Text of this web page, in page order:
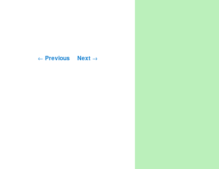
Post navigation
← Previous Next →